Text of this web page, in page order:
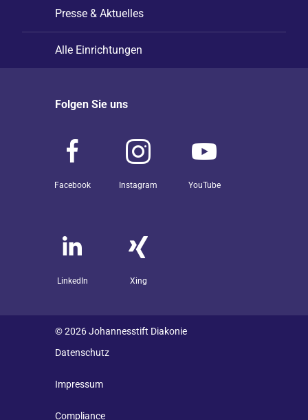
Presse & Aktuelles
Alle Einrichtungen
Folgen Sie uns
Facebook Instagram YouTube
LinkedIn Xing
© 2026 Johannesstift Diakonie
Datenschutz
Impressum
Compliance